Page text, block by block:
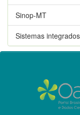
Sinop-MT
Sistemas integrados